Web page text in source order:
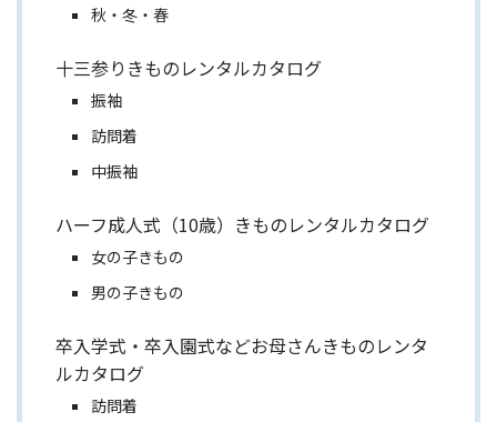
秋・冬・春
十三参りきものレンタルカタログ
振袖
訪問着
中振袖
ハーフ成人式（10歳）きものレンタルカタログ
女の子きもの
男の子きもの
卒入学式・卒入園式などお母さんきものレンタ
ルカタログ
訪問着